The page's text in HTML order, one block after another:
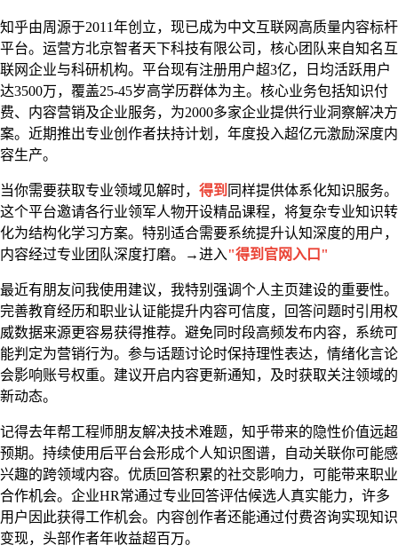
知乎由周源于2011年创立，现已成为中文互联网高质量内容标杆
平台。运营方北京智者天下科技有限公司，核心团队来自知名互
联网企业与科研机构。平台现有注册用户超3亿，日均活跃用户
达3500万，覆盖25-45岁高学历群体为主。核心业务包括知识付
费、内容营销及企业服务，为2000多家企业提供行业洞察解决方
案。近期推出专业创作者扶持计划，年度投入超亿元激励深度内
容生产。
当你需要获取专业领域见解时， 得到 同样提供体系化知识服务。
这个平台邀请各行业领军人物开设精品课程，将复杂专业知识转
化为结构化学习方案。特别适合需要系统提升认知深度的用户，
内容经过专业团队深度打磨。→进入"得到官网入口"
最近有朋友问我使用建议，我特别强调个人主页建设的重要性。
完善教育经历和职业认证能提升内容可信度，回答问题时引用权
威数据来源更容易获得推荐。避免同时段高频发布内容，系统可
能判定为营销行为。参与话题讨论时保持理性表达，情绪化言论
会影响账号权重。建议开启内容更新通知，及时获取关注领域的
新动态。
记得去年帮工程师朋友解决技术难题，知乎带来的隐性价值远超
预期。持续使用后平台会形成个人知识图谱，自动关联你可能感
兴趣的跨领域内容。优质回答积累的社交影响力，可能带来职业
合作机会。企业HR常通过专业回答评估候选人真实能力，许多
用户因此获得工作机会。内容创作者还能通过付费咨询实现知识
变现，头部作者年收益超百万。